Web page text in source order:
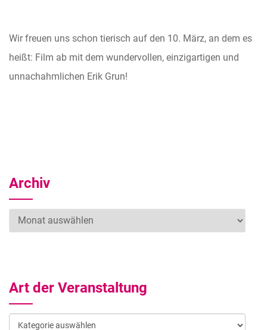
Wir freuen uns schon tierisch auf den 10. März, an dem es
heißt: Film ab mit dem wundervollen, einzigartigen und
unnachahmlichen Erik Grun!
Archiv
Archiv
Art der Veranstaltung
Art